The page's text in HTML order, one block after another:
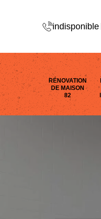
indisponible
RÉNOVATION
DE MAISON
82